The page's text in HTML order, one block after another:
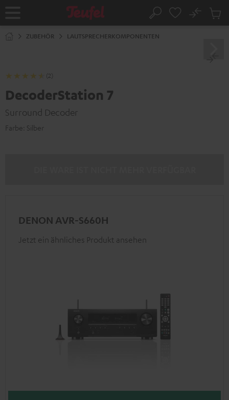
Startseite Suche
No
ZUBEHÖR LAUTSPRECHERKOMPONENTEN
(2)
DecoderStation 7
Surround Decoder
Farbe: Silber
DENON AVR-S660H
Jetzt ein ähnliches Produkt ansehen